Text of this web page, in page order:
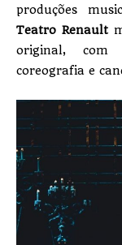
produções
Teatro Renault
original, com
coreografia e